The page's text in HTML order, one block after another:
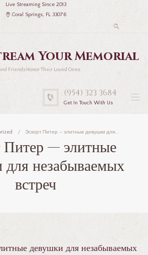
Live Streaming Since 2013
Coral Springs, FL 33076
Your Memorial
Friends Honor Their Loved Ones
(954) 323 3684
Get In Touch With Us
Эскорт Питер — элитные девушки для...
Питер — элитные
для незабываемых
встреч
девушки для незабываемых